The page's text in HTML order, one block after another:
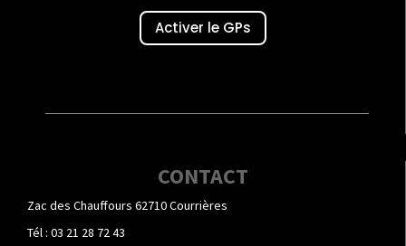
Activer le GPs
CONTACT
Zac des Chauffours 62710 Courrières
Tél : 03 21 28 72 43